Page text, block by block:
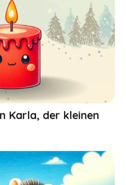
Karla, der kleinen